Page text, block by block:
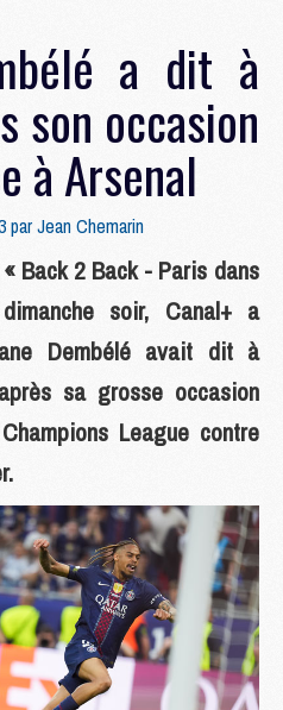
a dit à
son occasion
à Arsenal
parJean Chemarin
Back 2 Back - Paris dans
soir, Canal+ a
Dembélé avait dit à
sa grosse occasion
League contre